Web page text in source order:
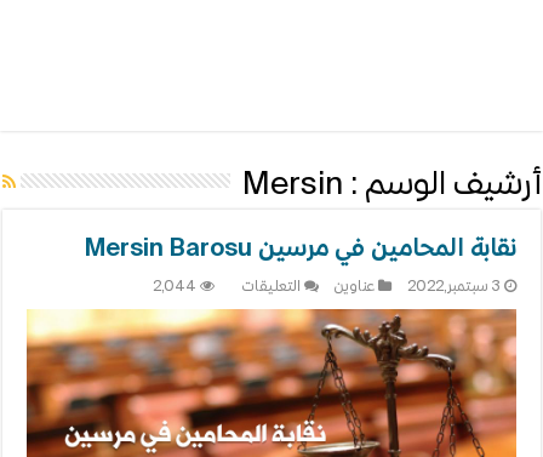
أرشيف الوسم : Mersin
نقابة المحامين في مرسين Mersin Barosu
3 سبتمبر,2022 عناوين التعليقات
المحامين
مرسين
Mersin
Barosu
مغلقة
2,044